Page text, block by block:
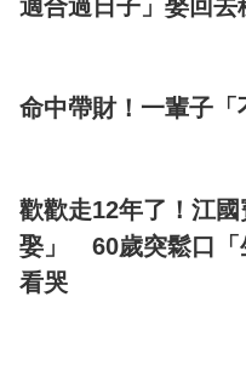
適合過日子」娶回去
命中帶財！一輩子「
歡歡走12年了！江
娶」 60歲突鬆口「
看哭